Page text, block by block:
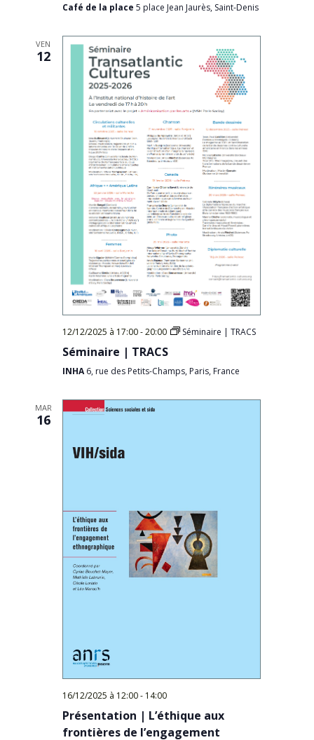
Café de la place 5 place Jean Jaurès, Saint-Denis
VEN
12
12/12/2025 à 17:00-20:00 Séminaire | TRACS
Séminaire | TRACS
INHA6, rue des Petits-Champs, Paris, France
MAR
16
16/12/2025 à 12:00- 14:00
Présentation | L’éthique aux
frontières de l’engagement